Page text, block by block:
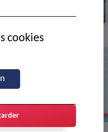
contacts
cookies